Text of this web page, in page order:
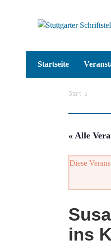
Startseite
Start
« Alle
Diese
ins